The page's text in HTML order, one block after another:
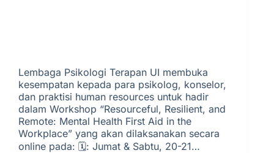
Lembaga Psikologi Terapan UI membuka
kesempatan kepada para psikolog, konselor,
dan praktisi human resources untuk hadir
dalam Workshop “Resourceful, Resilient, and
Remote: Mental Health First Aid in the
Workplace” yang akan dilaksanakan secara
online pada: 🗓: Jumat & Sabtu, 20-21…